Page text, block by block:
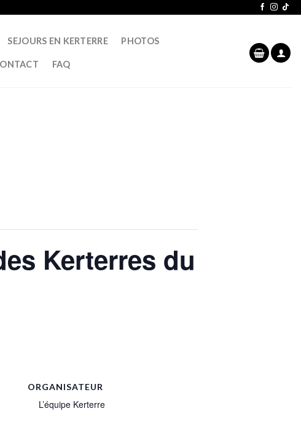
SEJOURS EN KERTERRE PHOTOS
FAQ
Kerterres du
ORGANISATEUR
L’équipe Kerterre